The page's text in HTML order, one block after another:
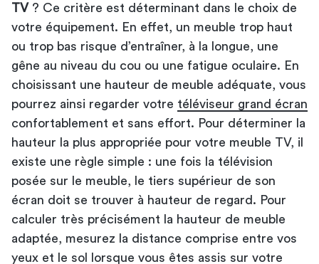
TV ? Ce critère est déterminant dans le choix de
votre équipement. En effet, un meuble trop haut
ou trop bas risque d’entraîner, à la longue, une
gêne au niveau du cou ou une fatigue oculaire. En
choisissant une hauteur de meuble adéquate, vous
pourrez ainsi regarder votre téléviseur grand écran
confortablement et sans effort. Pour déterminer la
hauteur la plus appropriée pour votre meuble TV, il
existe une règle simple : une fois la télévision
posée sur le meuble, le tiers supérieur de son
écran doit se trouver à hauteur de regard. Pour
calculer très précisément la hauteur de meuble
adaptée, mesurez la distance comprise entre vos
yeux et le sol lorsque vous êtes assis sur votre